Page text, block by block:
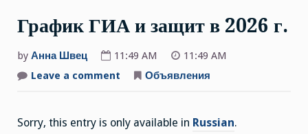
График ГИА и защит в 2026 г.
by Анна Швец 11:49 AM
11:49 AM
Leave a comment
в
Объявления
Sorry, this entry is only available in Russian.